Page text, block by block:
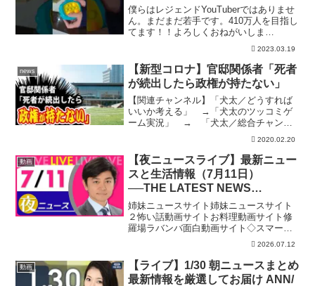
僕らはレジェンドYouTuberではありませ
ん。まだまだ若手です。410万人を目指し
てます！！よろしくおねがいしま
す！！！動画を楽しんでいただけたらぜ
ひ【高評価】【コメント】【チャンネル
登録】をよろしくお願いします。そして
可能でしたらベルマ...
2023.03.19
news
【新型コロナ】官邸関係者「死者
が続出したら政権が持たない」
【関連チャンネル】「犬太／どうすれば
いいか考える」 →「犬太のツッコミゲ
ーム実況」 → 「犬太／総合チャンネ
ル」 → エンディング曲 loser's
world（フルバージョン） 問題ある場
合、削除依頼等は、メールよりお願いし
ます →nex...
2020.02.20
動画
【夜ニュースライブ】最新ニュー
スと生活情報（7月11日）
──THE LATEST NEWS
SUMMARY（日テレNEWS
LIVE）
姉妹ニュースサイト姉妹ニュースサイト
２怖い話動画サイトお料理動画サイト修
羅場ラバンバ面白動画サイト◇スマート
フォンアプリ「日テレNEWS NNN」24時
間365日のニュース配信はもちろん、新し
く報道番組へ参加する機能を実装してい
ます。上記リ...
2026.07.12
動画
【ライブ】1/30 朝ニュースまとめ
最新情報を厳選してお届け ANN/